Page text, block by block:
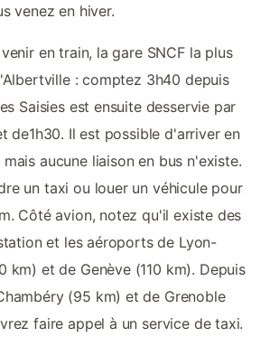
venez en hiver.
en train, la gare SNCF la plus
: comptez 3h40 depuis
Saisies est ensuite desservie par
de1h30. Il est possible d'arriver en
mais aucune liaison en bus n'existe.
un taxi ou louer un véhicule pour
Côté avion, notez qu'il existe des
et les aéroports de Lyon-
km) et de Genève (110 km). Depuis
(95 km) et de Grenoble
faire appel à un service de taxi.